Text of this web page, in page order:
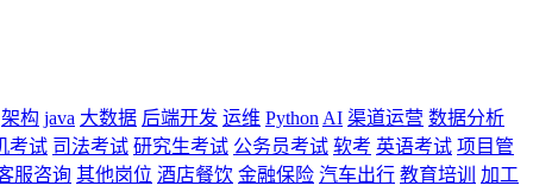
架构 java 大数据 后端开发 运维 Python AI 渠道运营 数据分析
考试 司法考试 研究生考试 公务员考试 软考 英语考试 项目管
服咨询 其他岗位 酒店餐饮 金融保险 汽车出行 教育培训
加工